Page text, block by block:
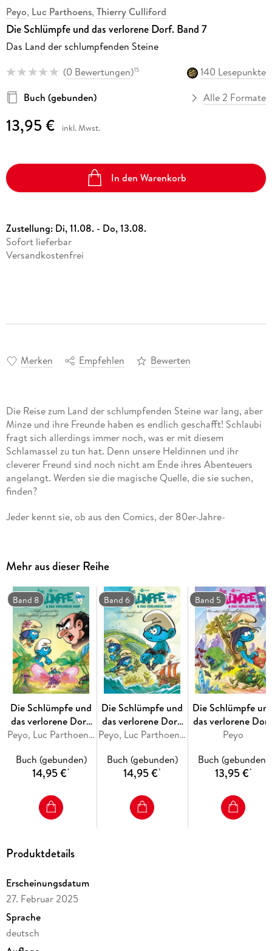
Peyo, Luc Parthoens, Thierry Culliford
Die Schlümpfe und das verlorene Dorf. Band 7
Das Land der schlumpfenden Steine
(0 Bewertungen)15
140 Lesepunkte
Buch (gebunden)
Alle 2 Formate
13,95 € inkl. Mwst.
In den Warenkorb
Zustellung: Di, 11.08. - Do, 13.08.
Sofort lieferbar
Versandkostenfrei
Merken Empfehlen Bewerten
Die Reise zum Land der schlumpfenden Steine war lang, aber
Minze und ihre Freunde haben es endlich geschafft! Schlaubi
fragt sich allerdings immer noch, was er mit diesem
Schlamassel zu tun hat. Denn unsere Heldinnen und ihr
cleverer Freund sind noch nicht am Ende ihres Abenteuers
angelangt. Werden sie die magische Quelle, die sie suchen,
finden?
Jeder kennt sie, ob aus den Comics, der 80er-Jahre-
Häuschen. Wäre da nur nicht ihr ewiger Widersacher, der
Zauberer Gargamel, der gemeinsam mit seinem Kater Azrael
immer wieder Jagd auf sie macht! Und inzwischen haben die
Schlümpfe Gesellschaft bekommen: Ein Dorf voller
weiblicher Schlümpfe! Die Bände der Serie »Die Schlümpfe
und das verlorene Dorf« erzählen muntere Geschichten aus
dieser neuen Welt und beweisen, dass Mädchen-Schlümpfe
mindestens genauso taff sind wie die Jungs wenn nicht gar
taffer!
Mehr aus dieser Reihe
Band 8
Die Schlümpfe und
das verlorene Dorf.
Band 8
Peyo, Luc Parthoens, Thierry Culliford, Falzar
Buch (gebunden)
14,95 €*
Band 6
Die Schlümpfe und
das verlorene Dorf.
Band 6
Peyo, Luc Parthoens, Thierry Culliford
Buch (gebunden)
14,95 €*
Band 5
Die Schlümpfe
das verlorene
Band 5
Peyo
Buch (gebunden)
13,95 €*
Produktdetails
Erscheinungsdatum
27. Februar 2025
Sprache
deutsch